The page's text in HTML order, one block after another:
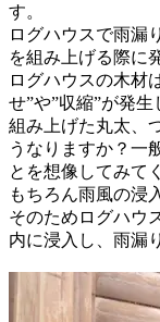
す。
ログハウスで雨漏
を組み上げる際に
ログハウスの木材
せ”や”収縮”が発
組み上げた丸太、
うなりますか？一
とを想像してみて
もちろん雨風の浸
そのためログハウ
内に浸入し、雨漏